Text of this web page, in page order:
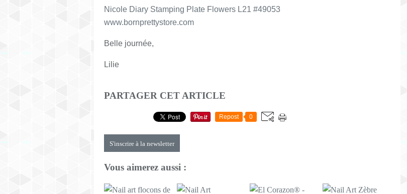
Nicole Diary Stamping Plate Flowers L21 #49053
www.bornprettystore.com
Belle journée,
Lilie
PARTAGER CET ARTICLE
Repost 0
S'inscrire à la newsletter
Vous aimerez aussi :